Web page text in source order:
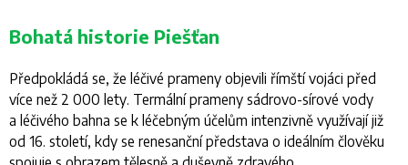
Bohatá historie Piešťan
Předpokládá se, že léčivé prameny objevili římští vojáci před
více než 2 000 lety. Termální prameny sádrovo-sírové vody
a léčivého bahna se k léčebným účelům intenzivně využívají již
od 16. století, kdy se renesanční představa o ideálním člověku